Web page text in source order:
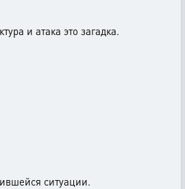
и атака это загадка.
ситуации.